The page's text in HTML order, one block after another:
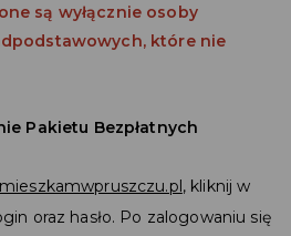
są wyłącznie osoby
które nie
Pakietu Bezpłatnych
, kliknij w
oraz hasło. Po zalogowaniu się